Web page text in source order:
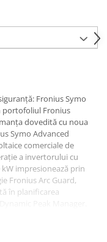
Fronius Symo
portofoliul Fronius
dovedită cu noua
Symo Advanced
comerciale de
a invertorului cu
impresionează prin
Fronius Arc Guard,
în planificarea